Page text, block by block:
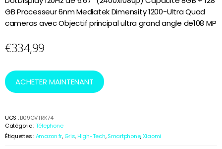
notation
s client
GB Processeur 6nm Mediatek Dimensity 1200-Ultra Quad
cameras avec Objectif principal ultra grand angle de108 MP
€334,99
ACHETER MAINTENANT
UGS :B09GVTRK74
Catégorie :Télephone
Étiquettes :Amazon.fr, Gris, High-Tech,Smartphone,Xiaomi